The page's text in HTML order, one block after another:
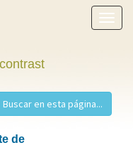
Show
menu
de